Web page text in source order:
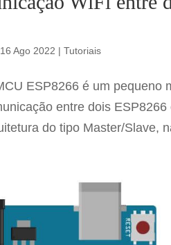
16 Ago 2022 |Tutoriais
ESP8266 é um pequeno
entre dois
do tipo Master/Slave,